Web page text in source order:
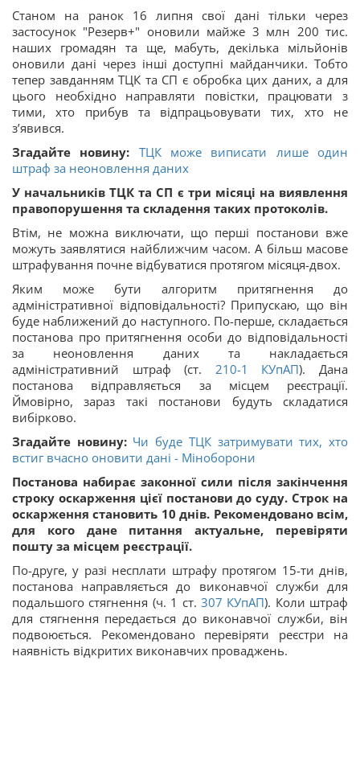
Станом на ранок 16 липня свої дані тільки через
застосунок "Резерв+" оновили майже 3 млн 200 тис.
наших громадян та ще, мабуть, декілька мільйонів
оновили дані через інші доступні майданчики. Тобто
тепер завданням ТЦК та СП є обробка цих даних, а для
цього необхідно направляти повістки, працювати з
тими, хто прибув та відпрацьовувати тих, хто не
з’явився.
Згадайте новину: ТЦК може виписати лише один
штраф за неоновлення даних
У начальників ТЦК та СП є три місяці на виявлення
правопорушення та складення таких протоколів.
Втім, не можна виключати, що перші постанови вже
можуть заявлятися найближчим часом. А більш масове
штрафування почне відбуватися протягом місяця-двох.
Яким може бути алгоритм притягнення до
адміністративної відповідальності? Припускаю, що він
буде наближений до наступного. По-перше, складається
постанова про притягнення особи до відповідальності
за неоновлення даних та накладається
адміністративний штраф (ст. 210-1 КУпАП). Дана
постанова відправляється за місцем реєстрації.
Ймовірно, зараз такі постанови будуть складатися
вибірково.
Згадайте новину: Чи буде ТЦК затримувати тих, хто
встиг вчасно оновити дані - Міноборони
Постанова набирає законної сили після закінчення
строку оскарження цієї постанови до суду. Строк на
оскарження становить 10 днів. Рекомендовано всім,
для кого дане питання актуальне, перевіряти
пошту за місцем реєстрації.
По-друге, у разі несплати штрафу протягом 15-ти днів,
постанова направляється до виконавчої служби для
подальшого стягнення (ч. 1 ст. 307 КУпАП). Коли штраф
для стягнення передається до виконавчої служби, він
подвоюється. Рекомендовано перевіряти реєстри на
наявність відкритих виконавчих проваджень.